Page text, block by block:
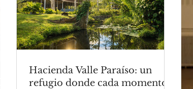
Hacienda Valle Paraíso: un
refugio donde cada momento